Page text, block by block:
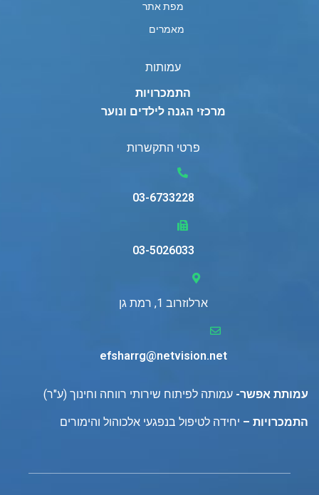
מפת אתר
מאמרים
עמותות
התמכרויות
מרכזי הגנה לילדים ונוער
פרטי התקשרות
03-6733228
03-5026033
ארלוזרוב 1, רמת גן
efsharrg@netvision.net
עמותת אפשר- עמותה לפיתוח שירותי רווחה וחינוך (ע"ר)
התמכרויות – יחידה לטיפול בנפגעי אלכוהול והימורים